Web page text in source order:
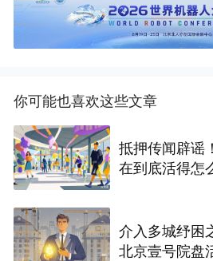
你可能也喜欢这些文章
抵押传闻辟谣
在到底活得怎
介入多城纾困
北京壹号院盘